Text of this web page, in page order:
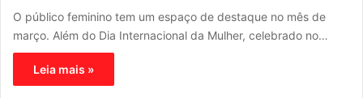
O público feminino tem um espaço de destaque no mês de
março. Além do Dia Internacional da Mulher, celebrado no…
Leia mais »